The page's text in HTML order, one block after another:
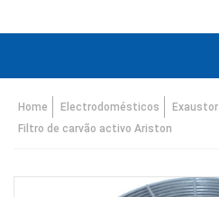
Home Electrodomésticos Exaustor
Filtro de carvão activo Ariston